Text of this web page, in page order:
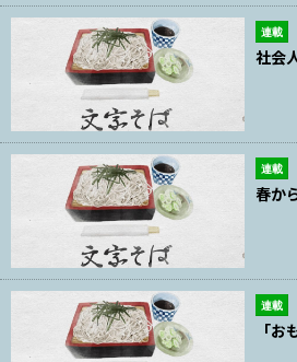
連載
社会
連載
春か
連載
「